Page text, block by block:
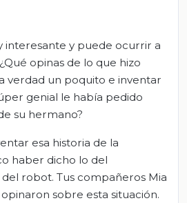
interesante y puede ocurrir a
opinas de lo que hizo
verdad un poquito e inventar
genial le había pedido
su hermano?
esa historia de la
haber dicho lo del
robot. Tus compañeros Mia
sobre esta situación.